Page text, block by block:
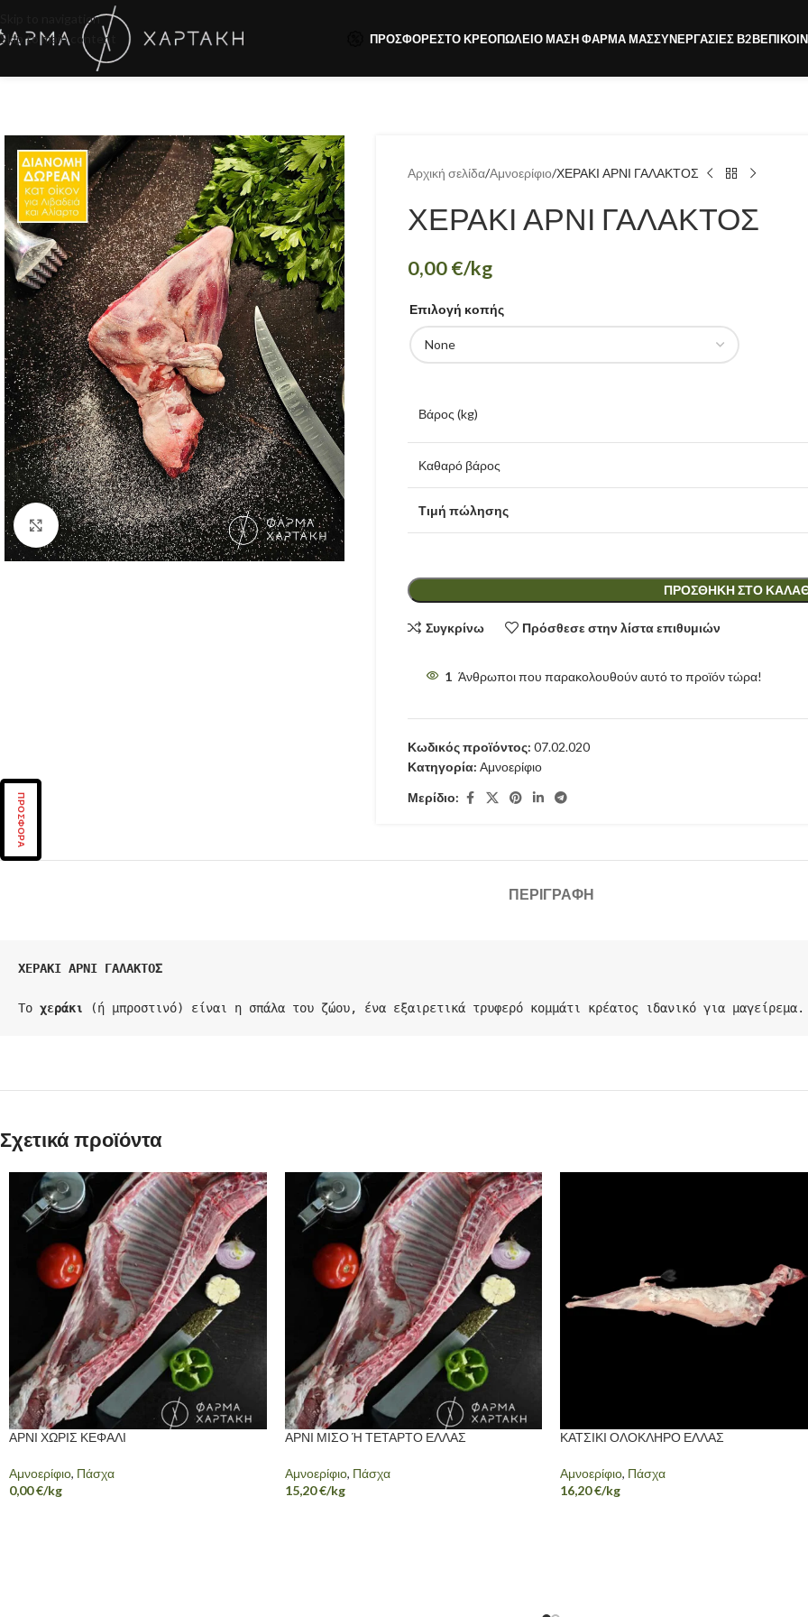
Skip to navigation
Skip to main content
ΠΡΟΣΦΟΡΈΣΤΟ ΚΡΕΟΠΩΛΕΊΟ ΜΑΣΗ ΦΆΡΜΑ ΜΑΣΣΥΝΕΡΓΑΣΊΕΣ Β2Β
Κάντε κλικ για μεγέθυνση
Αρχική σελίδα Αμνοερίφιο ΧΕΡΑΚΙ ΑΡΝΙ ΓΑΛΑΚΤΟΣ
ΧΕΡΑΚΙ ΑΡΝΙ ΓΑΛΑΚΤΟΣ
0,00€/kg
Επιλογή κοπής
Βάρος (kg)
Καθαρό βάρος
Τιμή πώλησης
ΠΡΟΣΘΉΚΗ ΣΤΟ
Συγκρίνω Πρόσθεσε στην λίστα επιθυμιών
1 Άνθρωποι που παρακολουθούν αυτό το προϊόν τώρα!
Κωδικός προϊόντος:07.02.020
Κατηγορία: Αμνοερίφιο
Μερίδιο:
ΠΕΡΙΓΡΑΦΉ
ΧΕΡΑΚΙ ΑΡΝΙ ΓΑΛΑΚΤΟΣ
Το χεράκι (ή μπροστινό) είναι η σπάλα του ζώου, ένα εξαιρετικά τρυφερό κομμάτι κρέατος ιδανικό για μαγείρεμα.
Σχετικά προϊόντα
ΑΡΝΙ ΧΩΡΙΣ ΚΕΦΑΛΙ
Αμνοερίφιο, Πάσχα
0,00€/kg
ΑΡΝΙ ΜΙΣΟ Ή ΤΕΤΑΡΤΟ ΕΛΛΑΣ
Αμνοερίφιο, Πάσχα
15,20€/kg
ΚΑΤΣΙΚΙ ΟΛΟΚΛΗΡΟ ΕΛΛΑΣ
Αμνοερίφιο, Πάσχα
16,20€/kg
ΠΡΟΣΦΟΡΑ